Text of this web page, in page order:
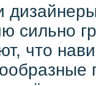
сильно
что